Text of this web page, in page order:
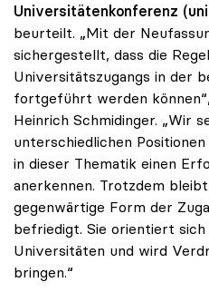
Universitätenkonferenz
beurteilt. „Mit der
sichergestellt, dass die
Universitätszugangs in der
fortgeführt werden
Heinrich Schmidinger. „Wir
unterschiedlichen
in dieser Thematik einen
anerkennen. Trotzdem
gegenwärtige Form der
befriedigt. Sie orientiert
Universitäten und wird
bringen.“